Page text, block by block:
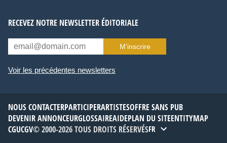
RECEVEZ NOTRE NEWSLETTER ÉDITORIALE
M’inscrire
Voir les précédentes newsletters
NOUS CONTACTERPARTICIPERARTISTESOFFRE SANS PUB
DEVENIR ANNONCEURGLOSSAIREAIDEPLAN DU SITEENTITYMAP
CGUCGV© 2000-2026 TOUS DROITS RÉSERVÉSFR